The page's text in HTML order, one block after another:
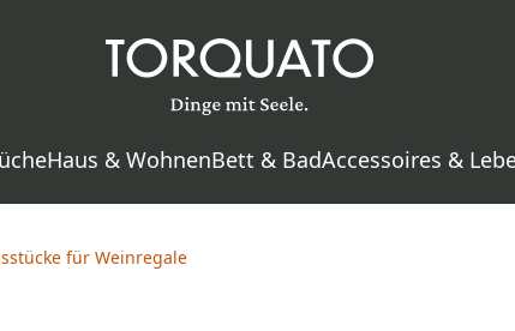
Haus & WohnenBett & BadAccessoires &
für Weinregale